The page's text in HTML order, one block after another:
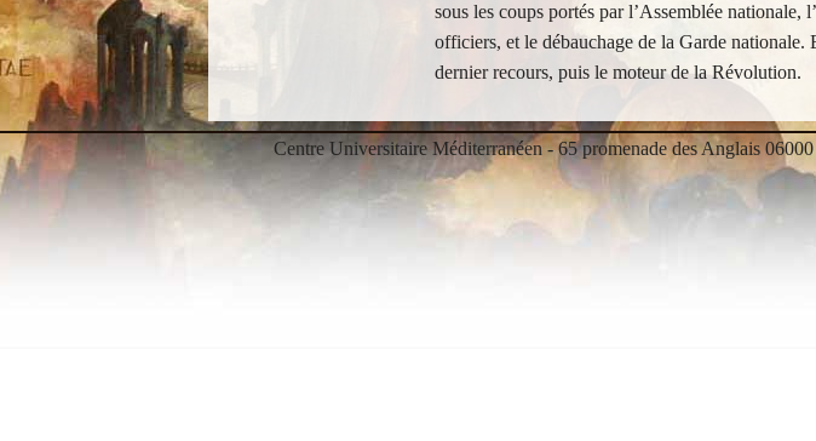
sous les coups portés par l’Assemblée nationale,
officiers, et le débauchage de la Garde nationale.
dernier recours, puis le moteur de la Révolution.
Centre Universitaire Méditerranéen - 65 promenade des Anglais